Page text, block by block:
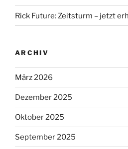
Rick Future: Zeitsturm – jetzt
ARCHIV
März 2026
Dezember 2025
Oktober 2025
September 2025